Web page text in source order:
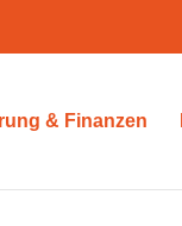
& Finanzen